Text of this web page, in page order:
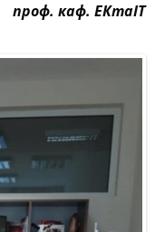
проф. каф. ЕКтаІТ